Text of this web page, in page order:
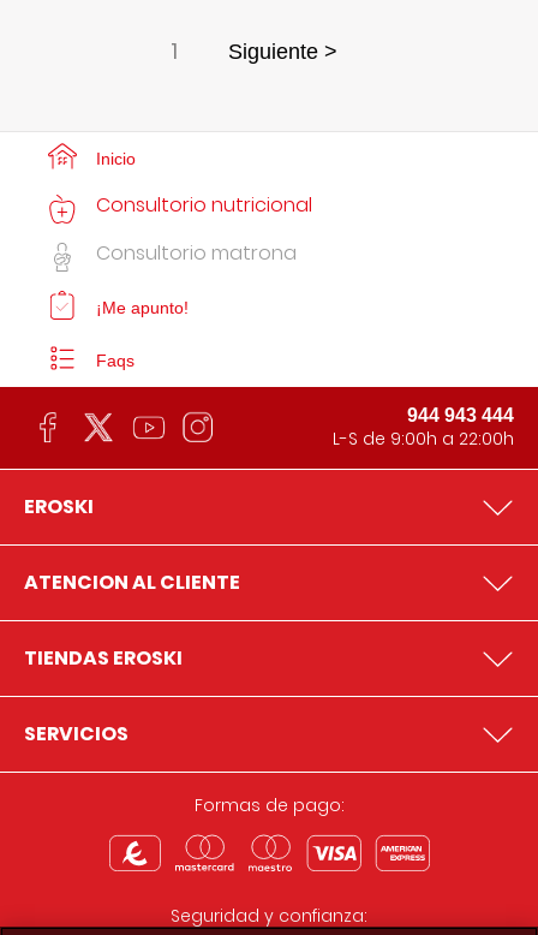
1 Siguiente >
Inicio
Consultorio nutricional
Consultorio matrona
¡Me apunto!
Faqs
944 943 444
L-S de 9:00h a 22:00h
EROSKI
ATENCION AL CLIENTE
TIENDAS EROSKI
SERVICIOS
Formas de pago:
Seguridad y confianza: